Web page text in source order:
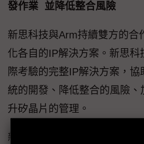
發作業 並降低整合風險
新思科技與Arm持續雙方的合
化各自的IP解決方案。新思科
際考驗的完整IP解決方案，協
統的開發、降低整合的風險、
升矽晶片的管理。
新思科技軟體定義、硬體輔助